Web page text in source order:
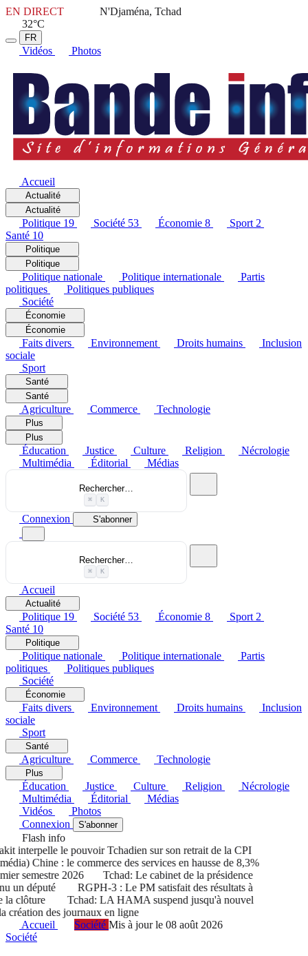
EN DIRECT
N'Djaména, Tchad
32°C
FR
Vidéos Photos
Accueil
Actualité
Actualité
Politique 19 Société 53 Économie 8 Sport 2
Santé 10
Politique
Politique
Politique nationale Politique internationale
Partis
politiques
Politiques publiques
Société
Économie
Économie
Faits divers Environnement Droits humains
Inclusion
sociale
Sport
Santé
Santé
Agriculture Commerce Technologie
Plus
Plus
Éducation Justice Culture Religion
Nécrologie
Multimédia
Éditorial Médias
Rechercher…
⌘ K
Connexion S'abonner
Rechercher…
⌘ K
Accueil
Actualité
Politique 19 Société 53 Économie 8 Sport 2
Santé 10
Politique
Politique nationale Politique internationale
Partis
politiques
Politiques publiques
Société
Économie
Faits divers Environnement Droits humains
Inclusion
sociale
Sport
Santé
Agriculture Commerce Technologie
Plus
Éducation Justice Culture Religion
Nécrologie
Multimédia
Éditorial
Médias
Vidéos
Photos
Connexion
S'abonner
Flash info
interpelle le pouvoir Tchadien sur son retrait de la CPI
Chine : le commerce des services en hausse de 8,3%
semestre 2026
Tchad: Le cabinet de la présidence
un député
RGPH-3 : Le PM satisfait des résultats à
clôture
Tchad: LA HAMA suspend jusqu'à nouvel
des journaux en ligne
Accueil
Société Mis à jour le 08 août 2026
Société